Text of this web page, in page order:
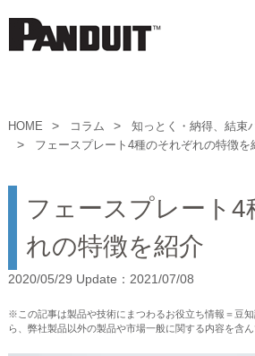
HOME コラム
知っとく・納得、結束
フェースプレート4種のそれぞれの特徴を
フェースプレート4
れの特徴を紹介
2020/05/29 Update：2021/07/08
※この記事は製品や技術にまつわるお役立ち情報＝豆
ら、弊社製品以外の製品や市場一般に関する内容を含